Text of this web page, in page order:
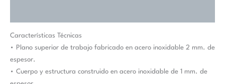
Características Técnicas
• Plano superior de trabajo fabricado en acero inoxidable 2 mm. de
espesor.
• Cuerpo y estructura construido en acero inoxidable de 1 mm. de